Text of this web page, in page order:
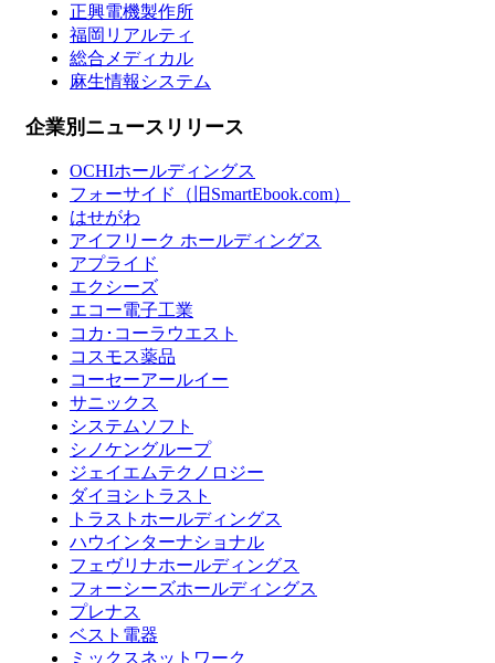
正興電機製作所
福岡リアルティ
総合メディカル
麻生情報システム
企業別ニュースリリース
OCHIホールディングス
フォーサイド（旧SmartEbook.com）
はせがわ
アイフリーク ホールディングス
アプライド
エクシーズ
エコー電子工業
コカ･コーラウエスト
コスモス薬品
コーセーアールイー
サニックス
システムソフト
シノケングループ
ジェイエムテクノロジー
ダイヨシトラスト
トラストホールディングス
ハウインターナショナル
フェヴリナホールディングス
フォーシーズホールディングス
プレナス
ベスト電器
ミックスネットワーク